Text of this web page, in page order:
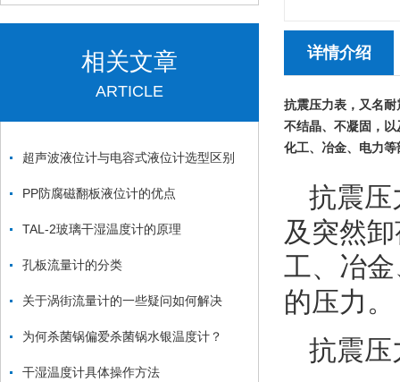
相关文章
ARTICLE
超声波液位计与电容式液位计选型区别
PP防腐磁翻板液位计的优点
TAL-2玻璃干湿温度计的原理
孔板流量计的分类
关于涡街流量计的一些疑问如何解决
为何杀菌锅偏爱杀菌锅水银温度计？
干湿温度计具体操作方法
详情介绍
抗震压力表，又名耐
不结晶、不凝固，
化工、冶金、电力等
抗震压
及突然
工、冶
的压力。
抗震压